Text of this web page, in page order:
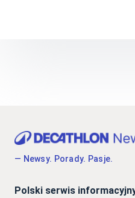
— Newsy. Porady. Pasje.
Polski serwis